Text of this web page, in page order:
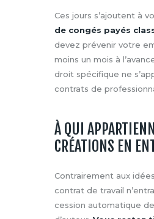
Ces jours s’ajoutent à
de congés payés
devez prévenir votre
moins un mois à
droit spécifique ne
contrats de
À QUI
CRÉATIONS EN
Contrairement aux
contrat de travail
cession automatique